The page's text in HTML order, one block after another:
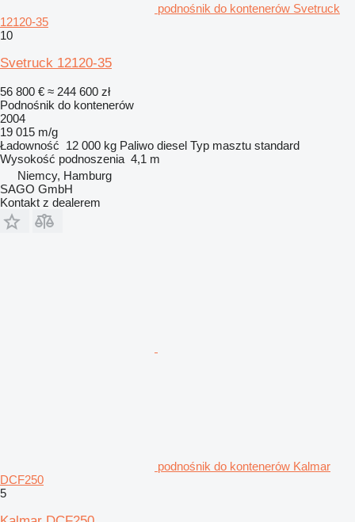
podnośnik do kontenerów Svetruck
12120-35
10
Svetruck 12120-35
56 800 € ≈ 244 600 zł
Podnośnik do kontenerów
2004
19 015 m/g
Ładowność 12 000 kg Paliwo diesel Typ masztu standard
Wysokość podnoszenia 4,1 m
Niemcy, Hamburg
SAGO GmbH
Kontakt z dealerem
podnośnik do kontenerów Kalmar
DCF250
5